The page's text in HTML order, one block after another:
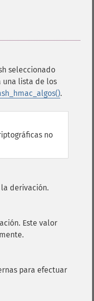
seleccionado
una lista de los
.
no
derivación.
Este valor
para efectuar